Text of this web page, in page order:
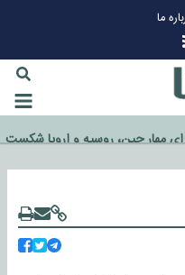
ما
مهار چین، روسیه و اروپا شکست